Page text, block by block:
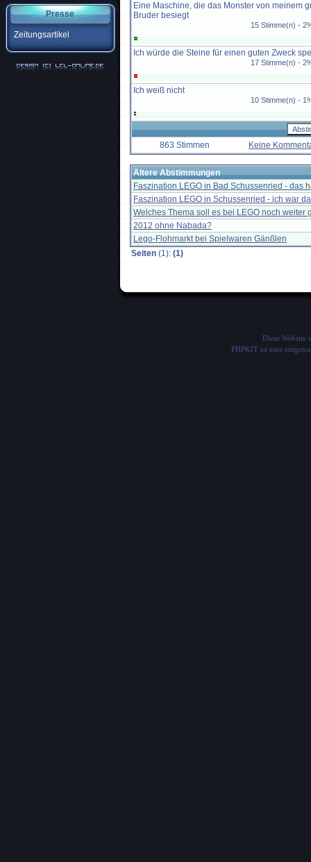
Presse
Zeitungsartikel
Eine Maschine, die das Monster von meinem
Bruder besiegt
15 Stimme(n) -
Ich würde die Steine für einen guten Zweck
17 Stimme(n) -
Ich weiß nicht
10 Stimme(n) -
863 Stimmen Keine
Ältere Abstimmungen
Faszination LEGO in Bad Schussenried - das
Faszination LEGO in Schussenried - ich war
Welches Thema soll es bei LEGO noch weiter
2012 ohne Nabada?
Lego-Flohmarkt bei Spielwaren Gänßlen
Seiten (1): (1)
Diese Website
PHPKIT ist eine